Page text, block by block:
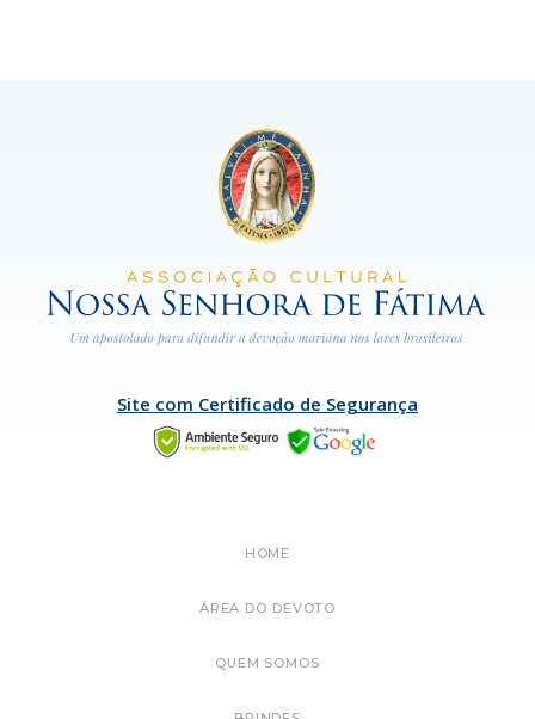
Site com Certificado de Segurança
HOME
ÁREA DO DEVOTO
QUEM SOMOS